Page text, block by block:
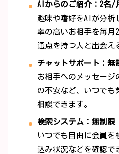
AIからのご紹介：2名/
趣味や嗜好をAIが分析
率の高いお相手を毎月
通点を持つ人と出会え
チャットサポート：無
お相手へのメッセージ
の不安など、いつでも
相談できます。
検索システム：無制限
いつでも自由に会員を
込み状況などを確認で